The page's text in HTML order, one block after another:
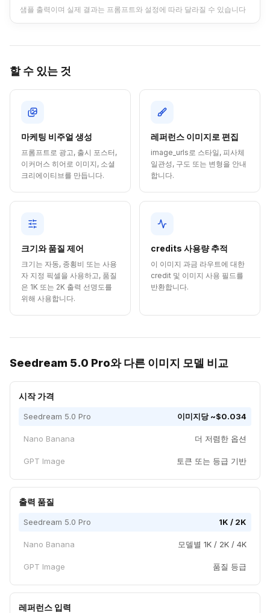
샘플 출력이며 실제 결과는 프롬프트와 설정에 따라 달라질 수 있습니다
할 수 있는 것
마케팅 비주얼 생성
프롬프트로 광고, 출시 포스터,
이커머스 히어로 이미지, 소셜
크리에이티브를 만듭니다.
레퍼런스 이미지로 편집
image_urls로 스타일, 피사체
일관성, 구도 또는 변형을 안내
합니다.
크기와 품질 제어
크기는 자동, 종횡비 또는 사용
자 지정 픽셀을 사용하고, 품질
은 1K 또는 2K 출력 선명도를
위해 사용합니다.
credits 사용량 추적
이 이미지 과금 라우트에 대한
credit 및 이미지 사용 필드를
반환합니다.
Seedream 5.0 Pro와 다른 이미지 모델 비교
시작 가격
Seedream 5.0 Pro 이미지당 ~$0.034
Nano Banana 더 저렴한 옵션
GPT Image 토큰 또는 등급 기반
출력 품질
Seedream 5.0 Pro 1K / 2K
Nano Banana 모델별 1K / 2K / 4K
GPT Image 품질 등급
레퍼런스 입력